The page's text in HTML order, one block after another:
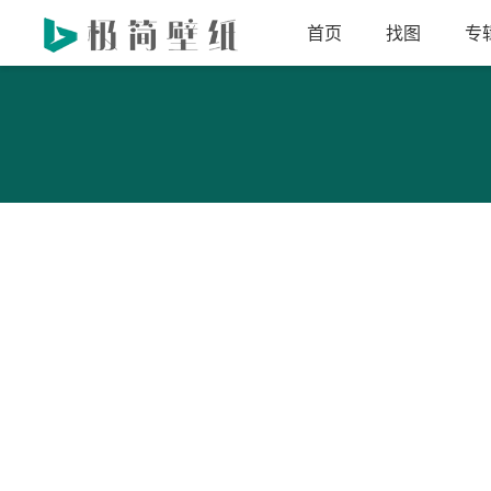
首页 找图 专